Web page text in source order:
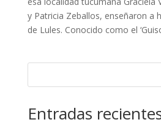
y Patricia Zeballos, enseñaron a
de Lules. Conocido como el
Entradas